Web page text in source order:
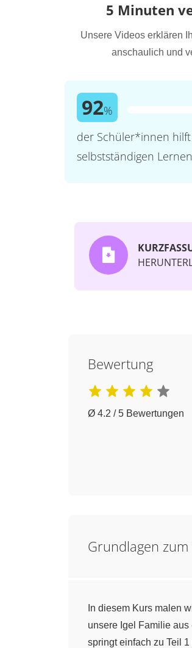
5 Minuten
Unsere Videos erklären
anschaulich und
92%
der Schüler*innen
selbstständigen
Bewertung
Ø 4.2 / 5 Bewertungen
Grundlagen zum
In diesem Kurs malen
unsere Igel Familie
springt einfach zu Teil